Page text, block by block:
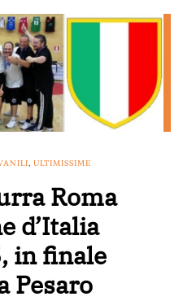
, ULTIMISSIME
Roma
d’Italia
in finale
Pesaro